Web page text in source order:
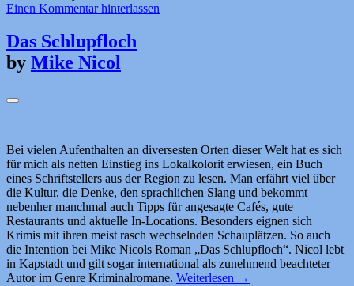
Einen Kommentar hinterlassen |
Das Schlupfloch
by Mike Nicol
Bei vielen Aufenthalten an diversesten Orten dieser Welt hat es sich
für mich als netten Einstieg ins Lokalkolorit erwiesen, ein Buch
eines Schriftstellers aus der Region zu lesen. Man erfährt viel über
die Kultur, die Denke, den sprachlichen Slang und bekommt
nebenher manchmal auch Tipps für angesagte Cafés, gute
Restaurants und aktuelle In-Locations. Besonders eignen sich
Krimis mit ihren meist rasch wechselnden Schauplätzen. So auch
die Intention bei Mike Nicols Roman „Das Schlupfloch“. Nicol lebt
in Kapstadt und gilt sogar international als zunehmend beachteter
Autor im Genre Kriminalromane. Weiterlesen →